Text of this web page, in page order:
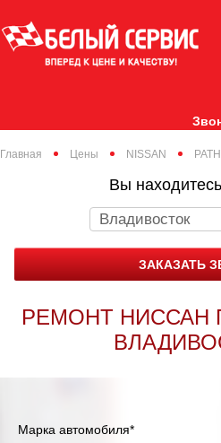
Главная Цены NISSAN
Вы
Владивосток
ЗАКАЗАТЬ
РЕМОНТ НИССАН
Марка автомобиля*